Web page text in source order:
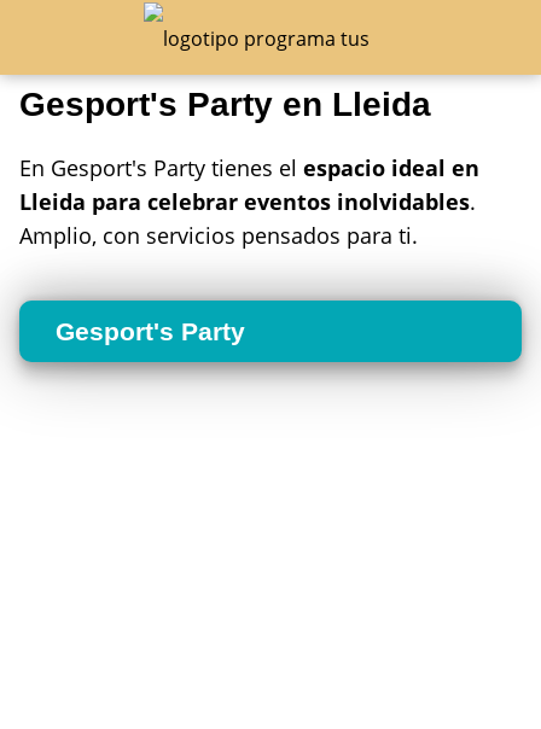
Gesport's Party en Lleida
En Gesport's Party tienes el espacio ideal en
Lleida para celebrar eventos inolvidables.
Amplio, con servicios pensados para ti.
Gesport's Party